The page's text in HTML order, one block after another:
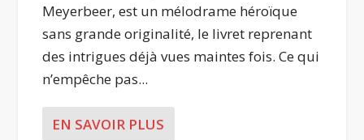
Meyerbeer, est un mélodrame héroïque
sans grande originalité, le livret reprenant
des intrigues déjà vues maintes fois. Ce qui
n’empêche pas...
EN SAVOIR PLUS